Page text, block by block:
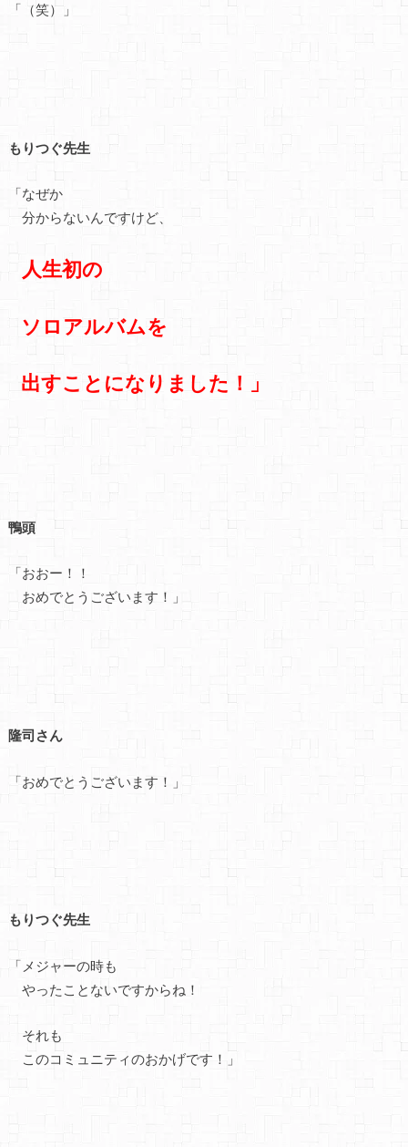
「（笑）」
もりつぐ先生
「なぜか
分からないんですけど、
人生初の
ソロアルバムを
出すことになりました！」
鴨頭
「おおー！！
おめでとうございます！」
隆司さん
「おめでとうございます！」
もりつぐ先生
「メジャーの時も
やったことないですからね！
それも
このコミュニティのおかげです！」